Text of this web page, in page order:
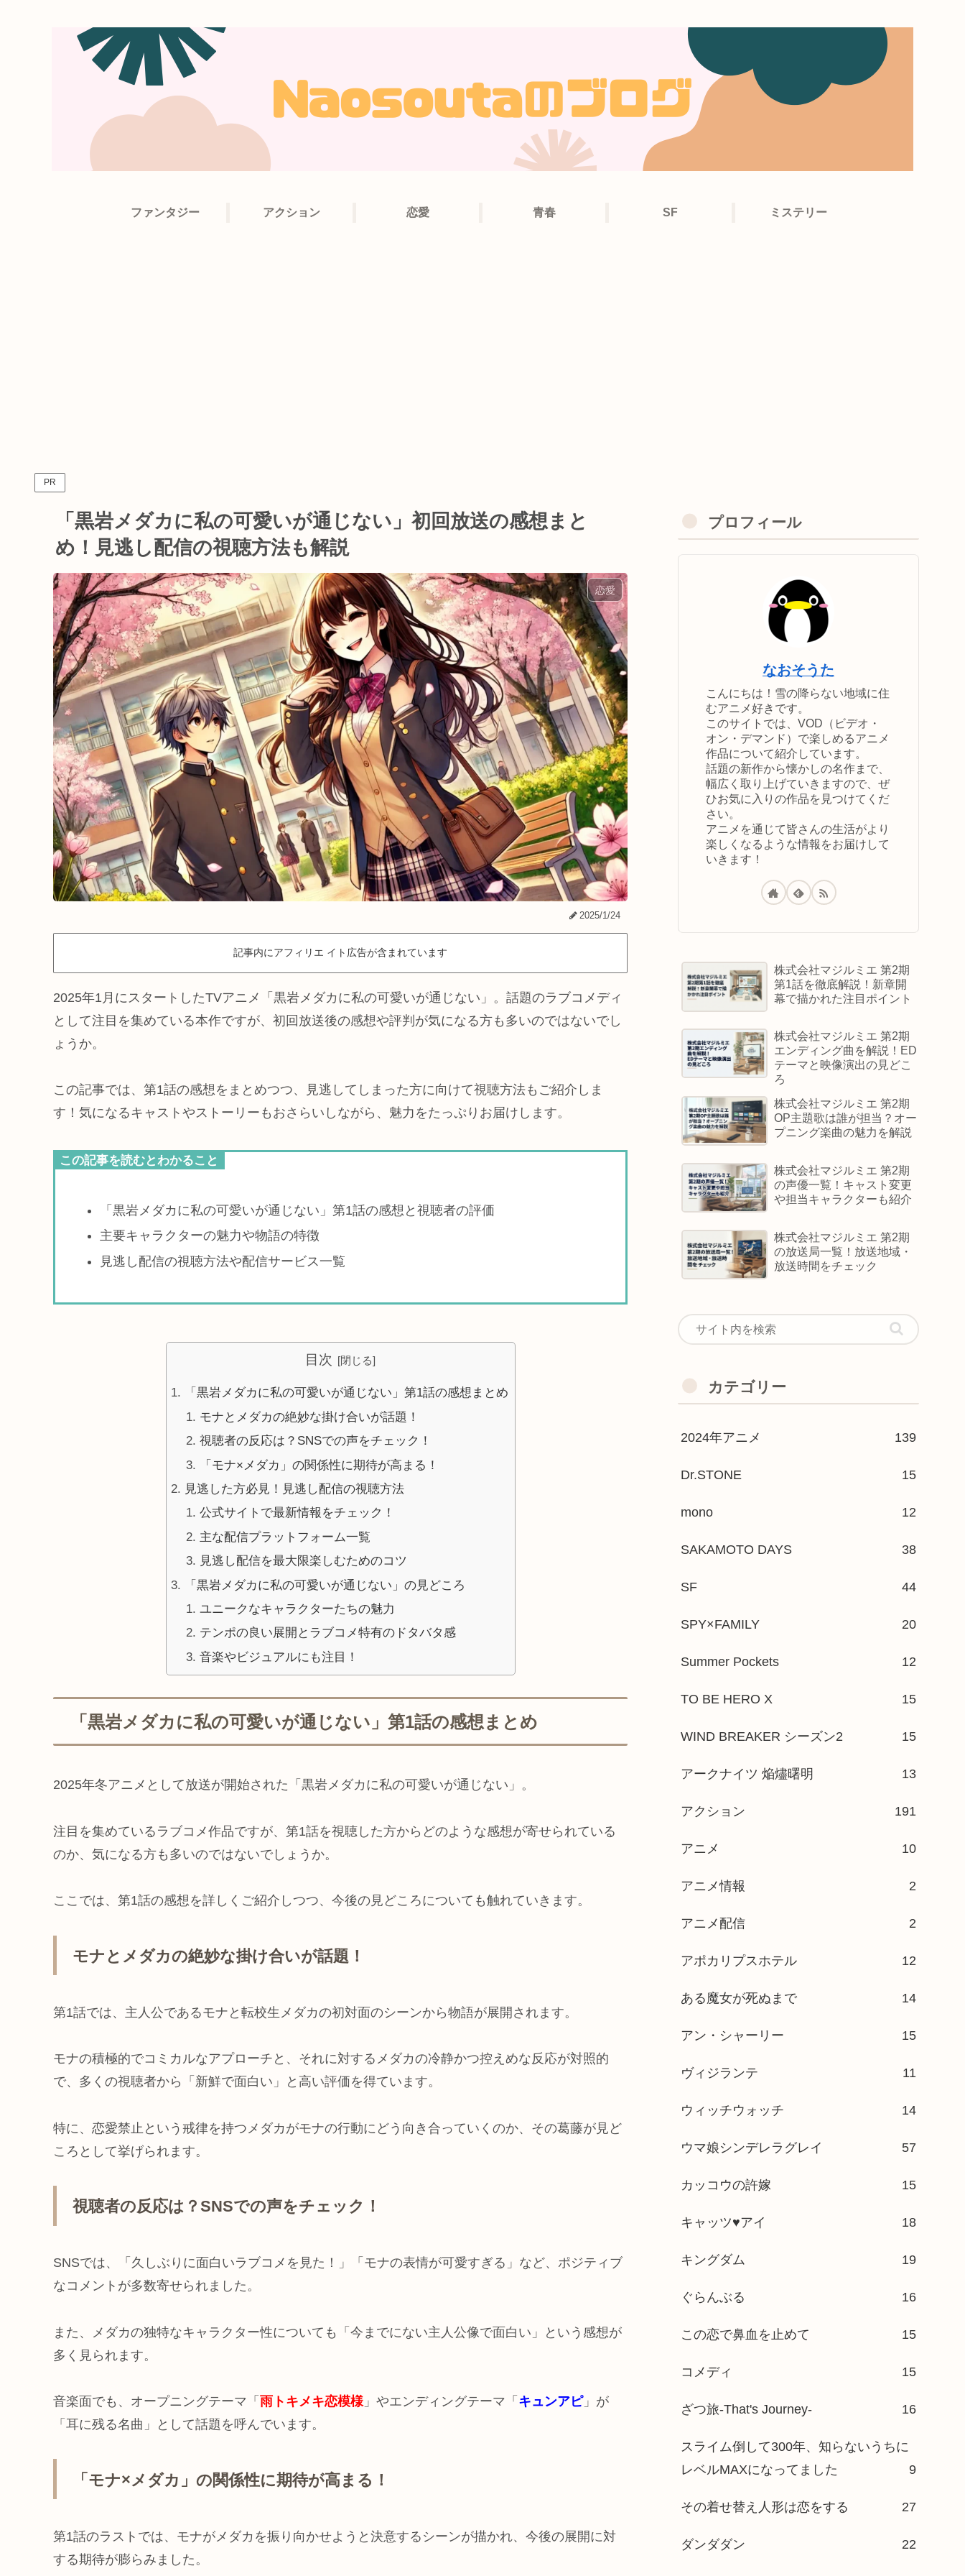
ファンタジー アクション 恋愛 青春 SF ミステリー
PR
「黒岩メダカに私の可愛いが通じない」初回放送の感想まと
め！見逃し配信の視聴方法も解説
恋愛
2025/1/24
記事内にアフィリエ イト広告が含まれています
2025年1月にスタートしたTVアニメ「黒岩メダカに私の可愛いが通じない」。話題のラブコメディ
として注目を集めている本作ですが、初回放送後の感想や評判が気になる方も多いのではないでし
ょうか。
この記事では、第1話の感想をまとめつつ、見逃してしまった方に向けて視聴方法もご紹介しま
す！気になるキャストやストーリーもおさらいしながら、魅力をたっぷりお届けします。
この記事を読むとわかること
「黒岩メダカに私の可愛いが通じない」第1話の感想と視聴者の評価
主要キャラクターの魅力や物語の特徴
見逃し配信の視聴方法や配信サービス一覧
目次
「黒岩メダカに私の可愛いが通じない」第1話の感想まとめ
モナとメダカの絶妙な掛け合いが話題！
視聴者の反応は？SNSでの声をチェック！
「モナ×メダカ」の関係性に期待が高まる！
見逃した方必見！見逃し配信の視聴方法
公式サイトで最新情報をチェック！
主な配信プラットフォーム一覧
見逃し配信を最大限楽しむためのコツ
「黒岩メダカに私の可愛いが通じない」の見どころ
ユニークなキャラクターたちの魅力
テンポの良い展開とラブコメ特有のドタバタ感
音楽やビジュアルにも注目！
「黒岩メダカに私の可愛いが通じない」第1話の感想まとめ
2025年冬アニメとして放送が開始された「黒岩メダカに私の可愛いが通じない」。
注目を集めているラブコメ作品ですが、第1話を視聴した方からどのような感想が寄せられている
のか、気になる方も多いのではないでしょうか。
ここでは、第1話の感想を詳しくご紹介しつつ、今後の見どころについても触れていきます。
モナとメダカの絶妙な掛け合いが話題！
第1話では、主人公であるモナと転校生メダカの初対面のシーンから物語が展開されます。
モナの積極的でコミカルなアプローチと、それに対するメダカの冷静かつ控えめな反応が対照的
で、多くの視聴者から「新鮮で面白い」と高い評価を得ています。
特に、恋愛禁止という戒律を持つメダカがモナの行動にどう向き合っていくのか、その葛藤が見ど
ころとして挙げられます。
視聴者の反応は？SNSでの声をチェック！
SNSでは、「久しぶりに面白いラブコメを見た！」「モナの表情が可愛すぎる」など、ポジティブ
なコメントが多数寄せられました。
また、メダカの独特なキャラクター性についても「今までにない主人公像で面白い」という感想が
多く見られます。
音楽面でも、オープニングテーマ「 雨トキメキ恋模様」やエンディングテーマ「 キュンアピ」が
「耳に残る名曲」として話題を呼んでいます。
「モナ×メダカ」の関係性に期待が高まる！
第1話のラストでは、モナがメダカを振り向かせようと決意するシーンが描かれ、今後の展開に対
する期待が膨らみました。
プロフィール
なおそうた
こんにちは！雪の降らない地域に住
むアニメ好きです。
このサイトでは、VOD（ビデオ・
オン・デマンド）で楽しめるアニメ
作品について紹介しています。
話題の新作から懐かしの名作まで、
幅広く取り上げていきますので、ぜ
ひお気に入りの作品を見つけてくだ
さい。
アニメを通じて皆さんの生活がより
楽しくなるような情報をお届けして
いきます！
株式会社マジルミエ 第2期
第1話を徹底解説！新章開
幕で描かれた注目ポイント
株式会社マジルミエ 第2期
エンディング曲を解説！ED
テーマと映像演出の見どこ
ろ
株式会社マジルミエ 第2期
OP主題歌は誰が担当？オー
プニング楽曲の魅力を解説
株式会社マジルミエ 第2期
の声優一覧！キャスト変更
や担当キャラクターも紹介
株式会社マジルミエ 第2期
の放送局一覧！放送地域・
放送時間をチェック
カテゴリー
2024年アニメ 139
Dr.STONE 15
mono 12
SAKAMOTO DAYS 38
SF 44
SPY×FAMILY 20
Summer Pockets 12
TO BE HERO X 15
WIND BREAKER シーズン2 15
アークナイツ 焔燼曙明 13
アクション 191
アニメ 10
アニメ情報 2
アニメ配信 2
アポカリプスホテル 12
ある魔女が死ぬまで 14
アン・シャーリー 15
ヴィジランテ 11
ウィッチウォッチ 14
ウマ娘シンデレラグレイ 57
カッコウの許嫁 15
キャッツ♥アイ 18
キングダム 19
ぐらんぶる 16
この恋で鼻血を止めて 15
コメディ 15
ざつ旅-That's Journey- 16
スライム倒して300年、知らないうちに
レベルMAXになってました
9
その着せ替え人形は恋をする 27
ダンダダン 22